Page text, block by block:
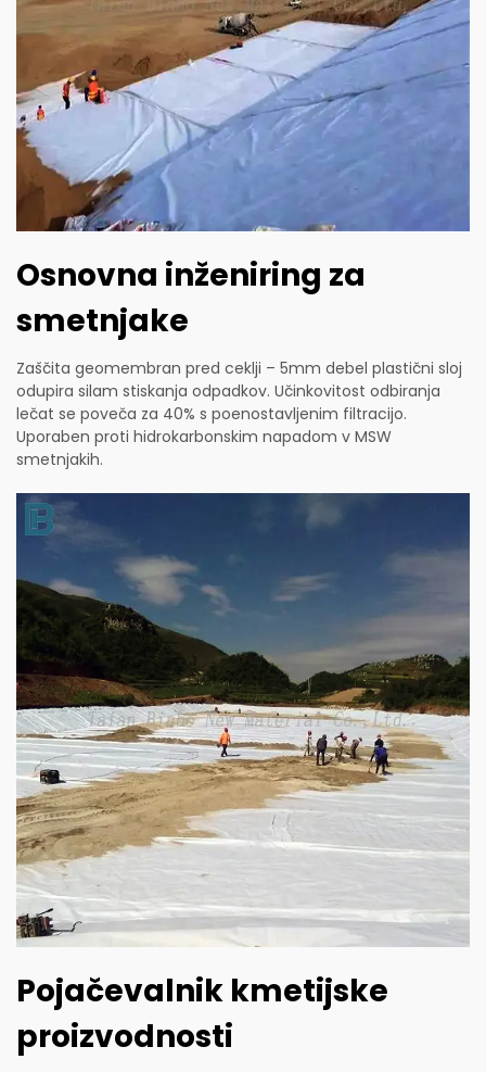
Osnovna inženiring za
smetnjake
Zaščita geomembran pred ceklji – 5mm debel plastični sloj
odupira silam stiskanja odpadkov. Učinkovitost odbiranja
lečat se poveča za 40% s poenostavljenim filtracijo.
Uporaben proti hidrokarbonskim napadom v MSW
smetnjakih.
Pojačevalnik kmetijske
proizvodnosti